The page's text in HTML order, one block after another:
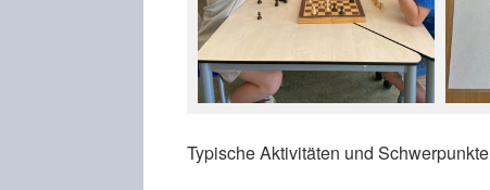
Typische Aktivitäten und Schwerpunkte